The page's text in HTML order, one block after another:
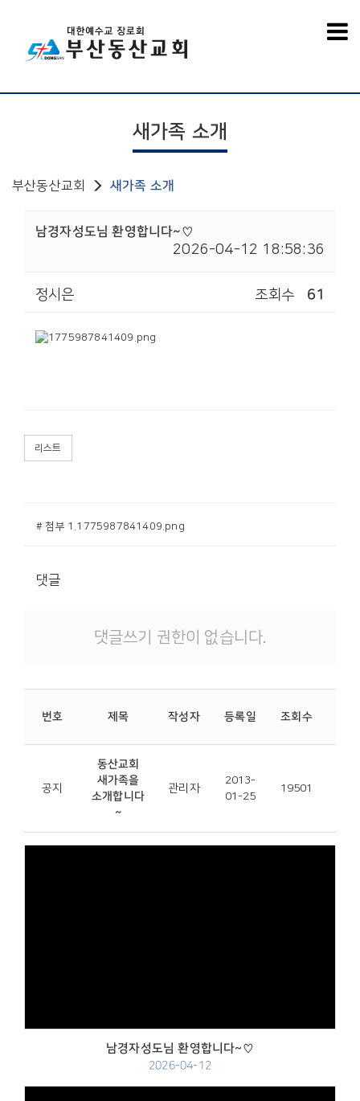
새가족 소개
부산동산교회 새가족 소개
남경자성도님 환영합니다~♡
2026-04-12 18:58:36
정시은 조회수 61
리스트
# 첨부 1.1775987841409.png
댓글
댓글쓰기 권한이 없습니다.
번호 제목 작성자 등록일 조회수
공지
동산교회
새가족을
소개합니다
~
관리자
2013-
01-25
19501
남경자성도님 환영합니다~♡
2026-04-12